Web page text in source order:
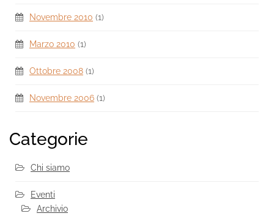
Novembre 2010 (1)
Marzo 2010 (1)
Ottobre 2008 (1)
Novembre 2006 (1)
Categorie
Chi siamo
Eventi
Archivio